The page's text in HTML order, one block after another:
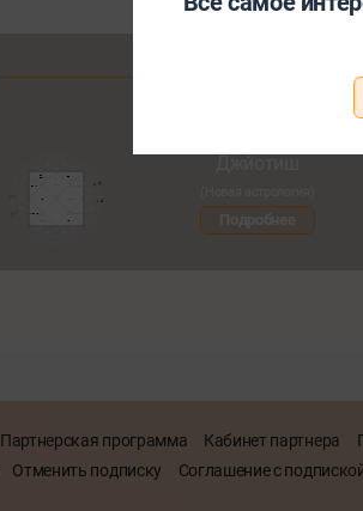
Хотите
Познакомьтесь
Партнерская программа Кабинет партнера
Отменить подписку Соглашение с